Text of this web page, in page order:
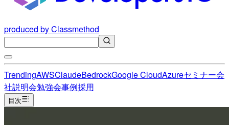
produced by Classmethod
TrendingAWSClaudeBedrockGoogle CloudAzureセミナー会
社説明会勉強会事例採用
目次